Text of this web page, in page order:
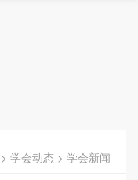
> 学会动态 > 学会新闻